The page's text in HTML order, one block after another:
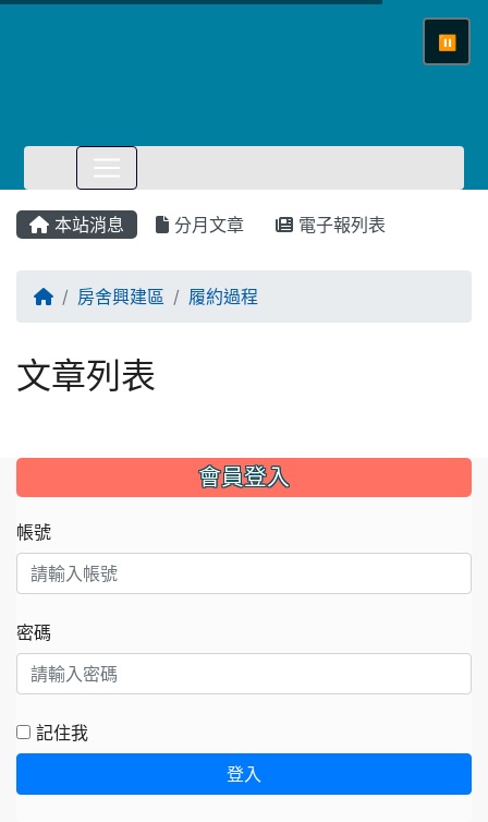
⏸
本站消息 分月文章 電子報列表
回首頁房舍興建區 履約過程
文章列表
會員登入
帳號
密碼
記住我
登入